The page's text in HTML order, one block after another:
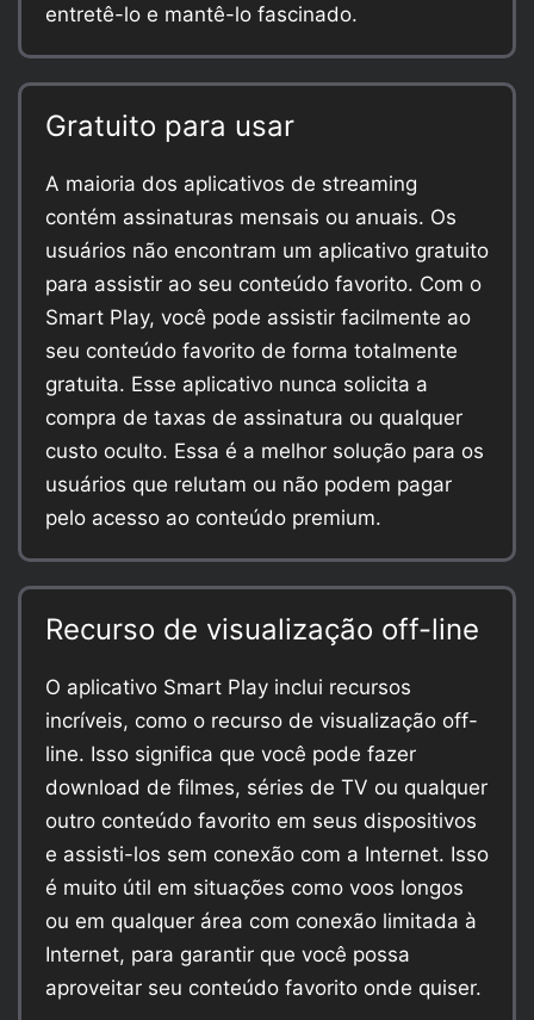
entretê-lo e mantê-lo fascinado.
Gratuito para usar
A maioria dos aplicativos de streaming
contém assinaturas mensais ou anuais. Os
usuários não encontram um aplicativo gratuito
para assistir ao seu conteúdo favorito. Com o
Smart Play, você pode assistir facilmente ao
seu conteúdo favorito de forma totalmente
gratuita. Esse aplicativo nunca solicita a
compra de taxas de assinatura ou qualquer
custo oculto. Essa é a melhor solução para os
usuários que relutam ou não podem pagar
pelo acesso ao conteúdo premium.
Recurso de visualização off-line
O aplicativo Smart Play inclui recursos
incríveis, como o recurso de visualização off-
line. Isso significa que você pode fazer
download de filmes, séries de TV ou qualquer
outro conteúdo favorito em seus dispositivos
e assisti-los sem conexão com a Internet. Isso
é muito útil em situações como voos longos
ou em qualquer área com conexão limitada à
Internet, para garantir que você possa
aproveitar seu conteúdo favorito onde quiser.